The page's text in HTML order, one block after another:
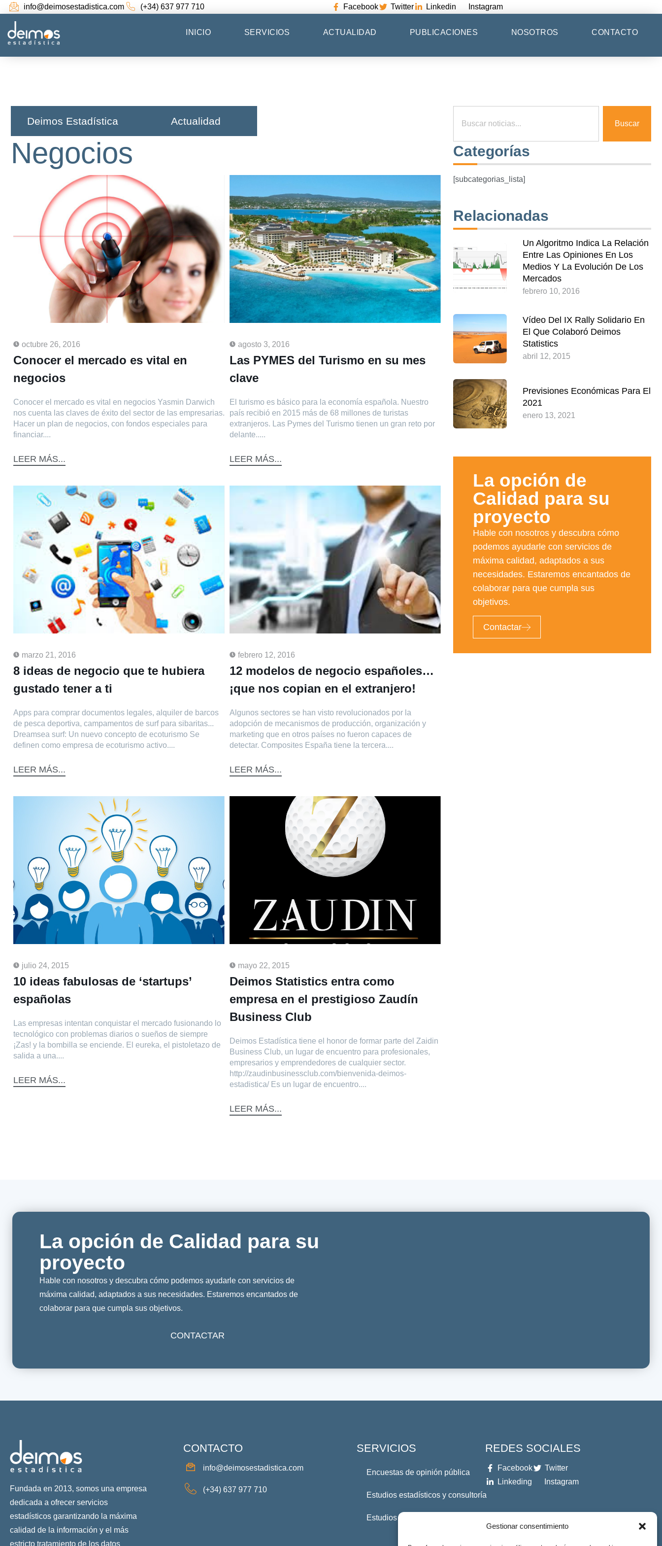
Gestionar consentimiento
info@deimosestadistica.com (+34) 637 977 710 Facebook Twitter Linkedin Instagram
INICIO SERVICIOS ACTUALIDAD PUBLICACIONES NOSOTROS CONTACTO
Buscar
Categorías
[subcategorias_lista]
Relacionadas
Un Algoritmo Indica La Relación
Entre Las Opiniones En Los
Medios Y La Evolución De Los
Mercados
febrero 10, 2016
Vídeo Del IX Rally Solidario En
El Que Colaboró Deimos
Statistics
abril 12, 2015
Previsiones Económicas Para El
2021
enero 13, 2021
La opción de
Calidad para su
proyecto​
Hable con nosotros y descubra cómo
podemos ayudarle con servicios de
máxima calidad, adaptados a sus
necesidades. Estaremos encantados de
colaborar para que cumpla sus
objetivos.
Contactar
Deimos Estadística​ Actualidad
Negocios
octubre 26, 2016
Conocer el mercado es vital en
negocios
Conocer el mercado es vital en negocios Yasmin Darwich
nos cuenta las claves de éxito del sector de las empresarias.
Hacer un plan de negocios, con fondos especiales para
financiar....
LEER MÁS...
agosto 3, 2016
Las PYMES del Turismo en su mes
clave
El turismo es básico para la economía española. Nuestro
país recibió en 2015 más de 68 millones de turistas
extranjeros. Las Pymes del Turismo tienen un gran reto por
delante.....
LEER MÁS...
marzo 21, 2016
8 ideas de negocio que te hubiera
gustado tener a ti
Apps para comprar documentos legales, alquiler de barcos
de pesca deportiva, campamentos de surf para sibaritas...
Dreamsea surf: Un nuevo concepto de ecoturismo Se
definen como empresa de ecoturismo activo....
LEER MÁS...
febrero 12, 2016
12 modelos de negocio españoles…
¡que nos copian en el extranjero!
Algunos sectores se han visto revolucionados por la
adopción de mecanismos de producción, organización y
marketing que en otros países no fueron capaces de
detectar. Composites España tiene la tercera....
LEER MÁS...
julio 24, 2015
10 ideas fabulosas de ‘startups’
españolas
Las empresas intentan conquistar el mercado fusionando lo
tecnológico con problemas diarios o sueños de siempre
¡Zas! y la bombilla se enciende. El eureka, el pistoletazo de
salida a una....
LEER MÁS...
mayo 22, 2015
Deimos Statistics entra como
empresa en el prestigioso Zaudín
Business Club
Deimos Estadística tiene el honor de formar parte del Zaidin
Business Club, un lugar de encuentro para profesionales,
empresarios y emprendedores de cualquier sector.
http://zaudinbusinessclub.com/bienvenida-deimos-
estadistica/ Es un lugar de encuentro....
LEER MÁS...
La opción de Calidad para su
proyecto
Hable con nosotros y descubra cómo podemos ayudarle con servicios de
máxima calidad, adaptados a sus necesidades. Estaremos encantados de
colaborar para que cumpla sus objetivos.
CONTACTAR
Fundada en 2013, somos una empresa
dedicada a ofrecer servicios
estadísticos garantizando la máxima
calidad de la información y el más
estricto tratamiento de los datos
CONTACTO
info@deimosestadistica.com
(+34) 637 977 710
SERVICIOS
Encuestas de opinión pública
Estudios estadísticos y consultoría
Estudios Profesionales
REDES SOCIALES
Facebook
Twitter
Linkeding
Instagram